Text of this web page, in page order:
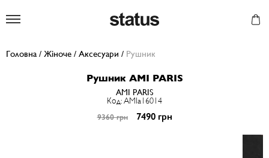
Головна / Жіноче / Аксесуари / Рушник
Рушник AMI PARIS
AMI PARIS
Код: AMIa16014
9360 грн 7490 грн